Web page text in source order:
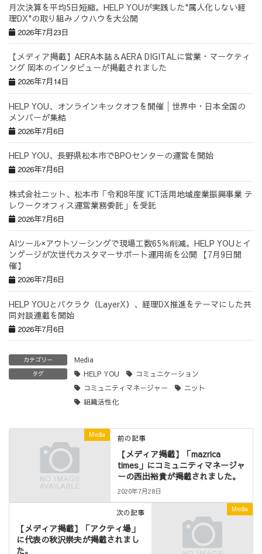
月次決算を平均5日短縮。HELP YOUが実践した"属人化しない経
理DX"の取り組みノウハウを大公開
2026年7月23日
【メディア掲載】AERA本誌＆AERA DIGITALに営業・マーケティ
ング 岡本のインタビューが掲載されました
2026年7月14日
HELP YOU、オンラインキックオフを開催│世界中・日本全国の
メンバーが集結
2026年7月6日
HELP YOU、長野県松本市でBPOセンターの運営を開始
2026年7月6日
株式会社ニット、松本市「令和8年度 ICT活用地域産業振興事業 テ
レワークオフィス運営業務委託」を受託
2026年7月6日
AIツール×アウトソーシングで現場工数65％削減。HELP YOUとイ
ンゲージが次世代カスタマーサポート運用術を公開 【7月9日開
催】
2026年7月6日
HELP YOUとバクラク（LayerX）、経理DX推進をテーマにした共
同対談連載を開始
2026年7月6日
カテゴリー Media
タグ HELP YOU
コミュニケーション
コミュニティマネージャー
ニット
組織活性化
Media 前の記事
【メディア掲載】「mazrica
times」にコミュニティマネージャ
ーの西出裕貴が掲載されました。
2020年7月28日
Media
次の記事
【メディア掲載】「アクティ場」
に代表の秋沢崇夫が掲載されまし
た。